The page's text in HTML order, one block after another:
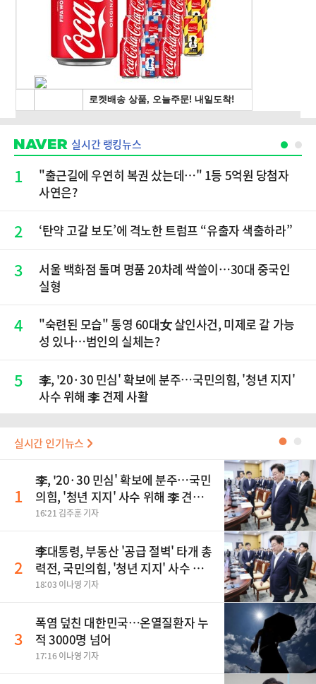
실시간 랭킹뉴스
1
"출근길에 우연히 복권 샀는데…" 1등 5억원 당첨자
사연은?
2 ‘탄약 고갈 보도’에 격노한 트럼프 “유출자 색출하라”
3
서울 백화점 돌며 명품 20차례 싹쓸이…30대 중국인
실형
4
"숙련된 모습" 통영 60대女 살인사건, 미제로 갈 가능
성 있나…범인의 실체는?
5
李, '20·30 민심' 확보에 분주…국민의힘, '청년 지지'
사수 위해 李 견제 사활
실시간 인기뉴스 ●
1
李, '20·30 민심' 확보에 분주…국민
의힘, '청년 지지' 사수 위해 李 견제
사활
16:21 김주훈 기자
2
李대통령, 부동산 '공급 절벽' 타개 총
력전, 국민의힘, '청년 지지' 사수 위
해 李 견제 사활 등
18:03 이나영 기자
3
폭염 덮친 대한민국…온열질환자 누
적 3000명 넘어
17:16 이나영 기자